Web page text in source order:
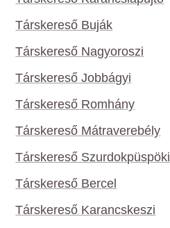
Társkereső Buják
Társkereső Nagyoroszi
Társkereső Jobbágyi
Társkereső Romhány
Társkereső Mátraverebély
Társkereső Szurdokpüspöki
Társkereső Bercel
Társkereső Karancskeszi